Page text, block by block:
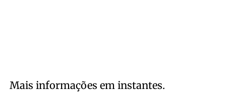
Mais informações em instantes.